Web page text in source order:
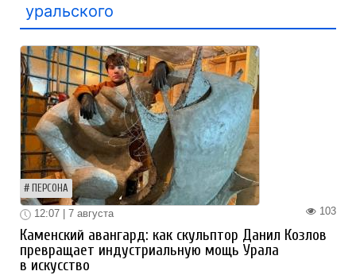
уральского
ПЕРСОНА
103
12:07 | 7 августа
Каменский авангард: как скульптор Данил Козлов
превращает индустриальную мощь Урала
в искусство